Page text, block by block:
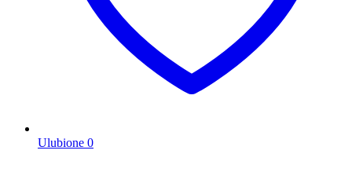
Ulubione 0